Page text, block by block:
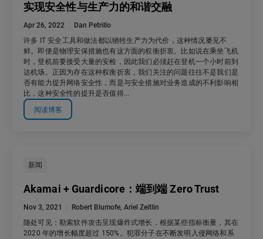
实现安全性与生产力的和谐交融
Apr 26, 2022
Dan Petrillo
许多 IT 安全工具和做法都以牺牲生产力为代价，这种情况屡见不
鲜。即便是物理安保措施也有这方面的权衡折衷。比如说在乘坐飞机
时，登机前要接受大量的安检，因此我们必须赶在登机一个小时前到
达机场。正因为存在这种权衡折衷，我们关注的问题往往不是我们是
否有能力提升网络安全性，而是与安全措施对业务造成的不利影响相
比，这种安全性的提升是否值得...
阅读博客
新闻
Akamai + Guardicore：端到端 Zero Trust
Nov 3, 2021 Robert Blumofe, Ariel Zeitlin
随处可见：勒索软件攻击呈现爆炸式增长，根据某些指标衡量，其在
2020 年的增长幅度超过 150%。犯罪分子在不断发明入侵网络和系